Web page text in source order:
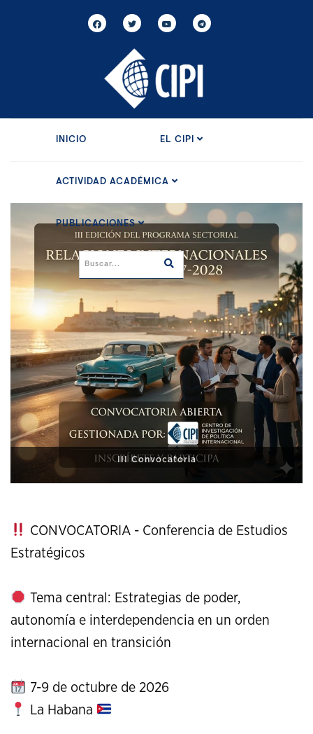
INICIO EL CIPI
ACTIVIDAD ACADÉMICA
PUBLICACIONES
XI Conference on Strategic Studies
CONVOCATORIA - Conferencia de Estudios
Estratégicos
Tema central: Estrategias de poder,
autonomía e interdependencia en un orden
internacional en transición
7-9 de octubre de 2026
La Habana